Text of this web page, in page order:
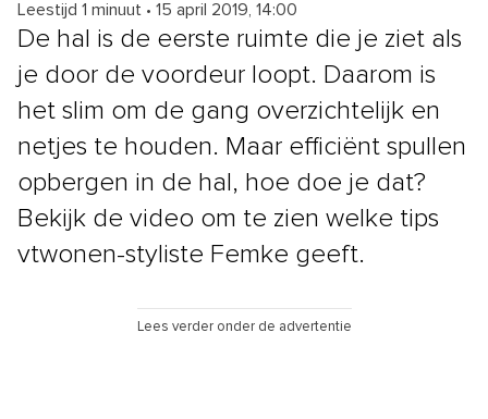
Leestijd 1 minuut • 15 april 2019, 14:00
De hal is de eerste ruimte die je ziet als
je door de voordeur loopt. Daarom is
het slim om de gang overzichtelijk en
netjes te houden. Maar efficiënt spullen
opbergen in de hal, hoe doe je dat?
Bekijk de video om te zien welke tips
vtwonen-styliste Femke geeft.
Lees verder onder de advertentie